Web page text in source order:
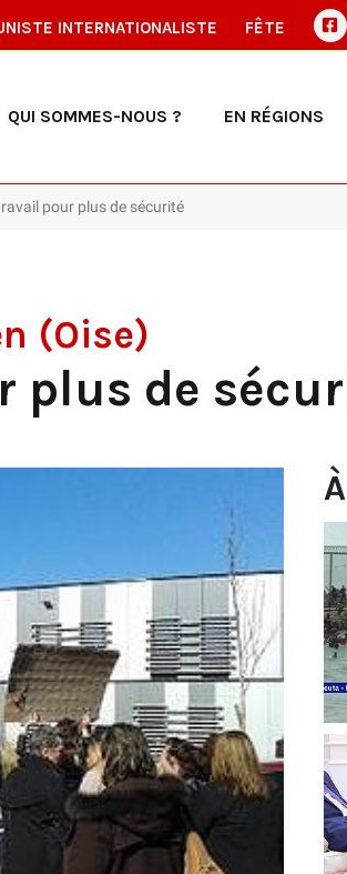
INTERNATIONALISTE FÊTE
QUI SOMMES-NOUS ? EN RÉGIONS
pour plus de sécurité
(Oise)
plus de